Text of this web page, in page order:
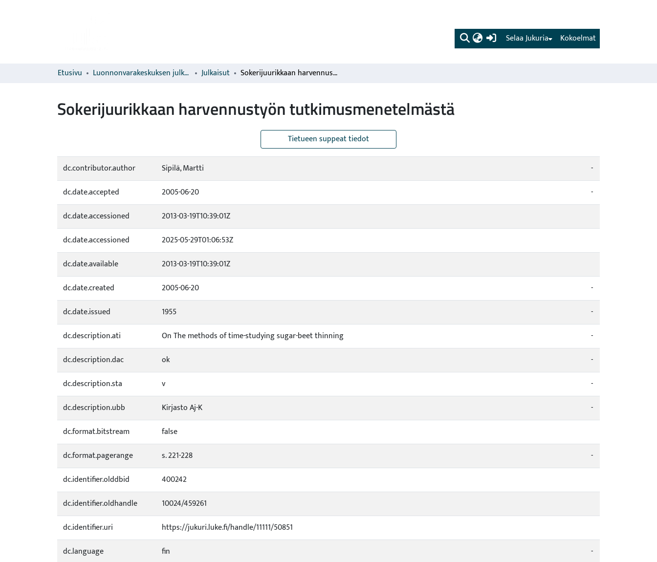
(current) Kokoelmat
Selaa Jukuria
Etusivu Luonnonvarakeskuksen julkaisut Julkaisut Sokerijuurikkaan harvennustyön tutkimusmenetelmästä
Sokerijuurikkaan harvennustyön tutkimusmenetelmästä
Tietueen suppeat tiedot
dc.contributor.author Sipilä, Martti
-
dc.date.accepted
2005-06-20
-
dc.date.accessioned
2013-03-19T10:39:01Z
dc.date.accessioned
2025-05-29T01:06:53Z
dc.date.available
2013-03-19T10:39:01Z
dc.date.created
2005-06-20
-
dc.date.issued
1955
-
dc.description.ati
On The methods of time-studying sugar-beet thinning
-
dc.description.dac
ok
-
dc.description.sta
v
-
dc.description.ubb
Kirjasto Aj-K
-
dc.format.bitstream
false
dc.format.pagerange
s. 221-228
-
dc.identifier.olddbid
400242
dc.identifier.oldhandle
10024/459261
dc.identifier.uri
https://jukuri.luke.fi/handle/11111/50851
dc.language
fin
-